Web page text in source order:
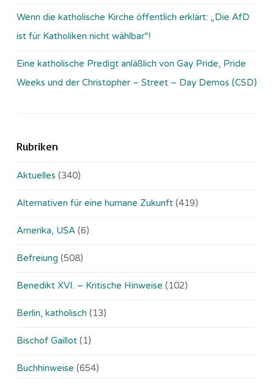
Wenn die katholische Kirche öffentlich erklärt: „Die AfD
ist für Katholiken nicht wählbar“!
Eine katholische Predigt anläßlich von Gay Pride, Pride
Weeks und der Christopher – Street – Day Demos (CSD)
Rubriken
Aktuelles (340)
Alternativen für eine humane Zukunft (419)
Amerika, USA (6)
Befreiung (508)
Benedikt XVI. – Kritische Hinweise (102)
Berlin, katholisch (13)
Bischof Gaillot (1)
Buchhinweise (654)